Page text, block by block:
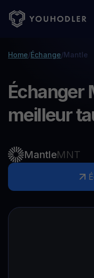
Home/Échange/Mantle
Échanger
meilleur
MantleMNT